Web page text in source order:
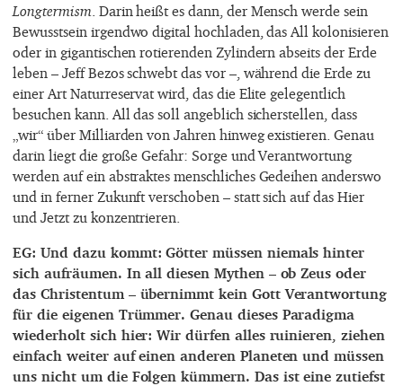
Longtermism. Darin heißt es dann, der Mensch werde sein
Bewusstsein irgendwo digital hochladen, das All kolonisieren
oder in gigantischen rotierenden Zylindern abseits der Erde
leben – Jeff Bezos schwebt das vor –, während die Erde zu
einer Art Naturreservat wird, das die Elite gelegentlich
besuchen kann. All das soll angeblich sicherstellen, dass
„wir“ über Milliarden von Jahren hinweg existieren. Genau
darin liegt die große Gefahr: Sorge und Verantwortung
werden auf ein abstraktes menschliches Gedeihen anderswo
und in ferner Zukunft verschoben – statt sich auf das Hier
und Jetzt zu konzentrieren.
EG: Und dazu kommt: Götter müssen niemals hinter
sich aufräumen. In all diesen Mythen – ob Zeus oder
das Christentum – übernimmt kein Gott Verantwortung
für die eigenen Trümmer. Genau dieses Paradigma
wiederholt sich hier: Wir dürfen alles ruinieren, ziehen
einfach weiter auf einen anderen Planeten und müssen
uns nicht um die Folgen kümmern. Das ist eine zutiefst